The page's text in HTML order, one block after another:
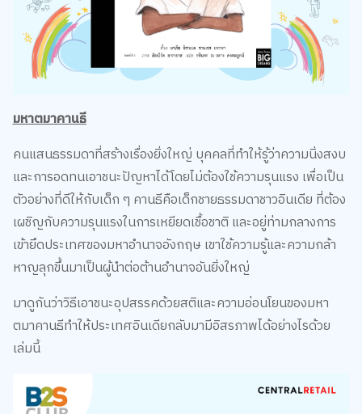
มหาตมาคานธี
คนแสนธรรมดาที่สร้างเรื่องยิ่งใหญ่ บุคคลที่ทำให้รู้ว่าความนิ่งสงบ
และการอดทนเอาชนะปัญหาได้โดยไม่ต้องใช้ความรุนแรง เพื่อเป็น
ตัวอย่างที่ดีให้กับเด็ก ๆ คานธีคือเด็กชายธรรมดาชาวอินเดีย ที่ต้อง
เผชิญกับความรุนแรงในการเหยียดเชื้อชาติ และอยู่ท่ามกลางการ
เข้ายึดประเทศของมหาอำนาจอังกฤษ เขาใช้ความรู้และความกล้า
หาญลุกขึ้นมาเป็นผู้นำต่อต้านอำนาจอันยิ่งใหญ่
มาดูกันว่าวิธีเอาชนะอุปสรรคด้วยสติและความอ่อนโยนของมหา
ตมาคานธีทำให้ประเทศอินเดียกลับมามีอิสรภาพได้อย่างไรด้วย
เล่มนี้